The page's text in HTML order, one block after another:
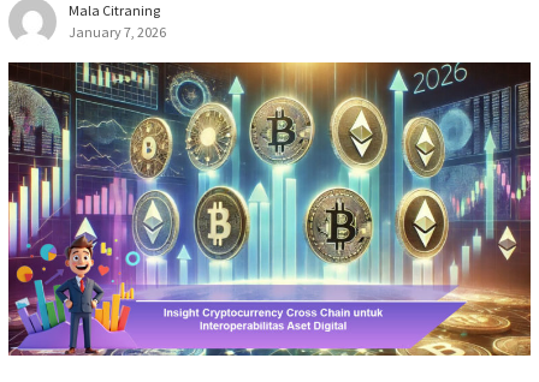
Mala Citraning
January 7, 2026